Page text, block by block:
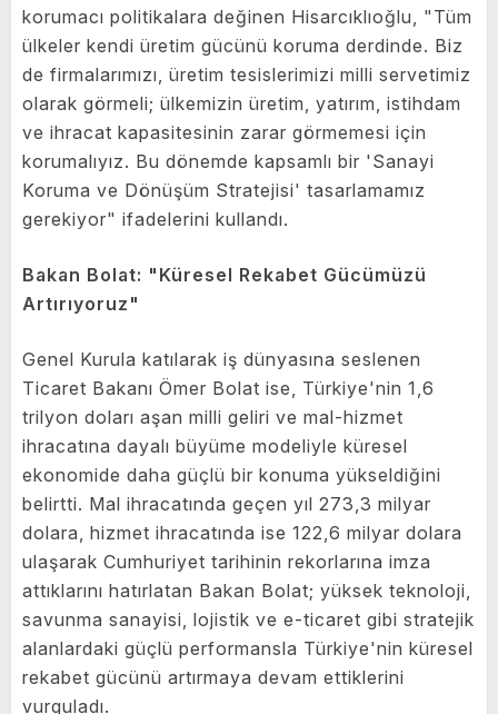
korumacı politikalara değinen Hisarcıklıoğlu, "Tüm
ülkeler kendi üretim gücünü koruma derdinde. Biz
de firmalarımızı, üretim tesislerimizi milli servetimiz
olarak görmeli; ülkemizin üretim, yatırım, istihdam
ve ihracat kapasitesinin zarar görmemesi için
korumalıyız. Bu dönemde kapsamlı bir 'Sanayi
Koruma ve Dönüşüm Stratejisi' tasarlamamız
gerekiyor" ifadelerini kullandı.
Bakan Bolat: "Küresel Rekabet Gücümüzü
Artırıyoruz"
Genel Kurula katılarak iş dünyasına seslenen
Ticaret Bakanı Ömer Bolat ise, Türkiye'nin 1,6
trilyon doları aşan milli geliri ve mal-hizmet
ihracatına dayalı büyüme modeliyle küresel
ekonomide daha güçlü bir konuma yükseldiğini
belirtti. Mal ihracatında geçen yıl 273,3 milyar
dolara, hizmet ihracatında ise 122,6 milyar dolara
ulaşarak Cumhuriyet tarihinin rekorlarına imza
attıklarını hatırlatan Bakan Bolat; yüksek teknoloji,
savunma sanayisi, lojistik ve e-ticaret gibi stratejik
alanlardaki güçlü performansla Türkiye'nin küresel
rekabet gücünü artırmaya devam ettiklerini
vurguladı.